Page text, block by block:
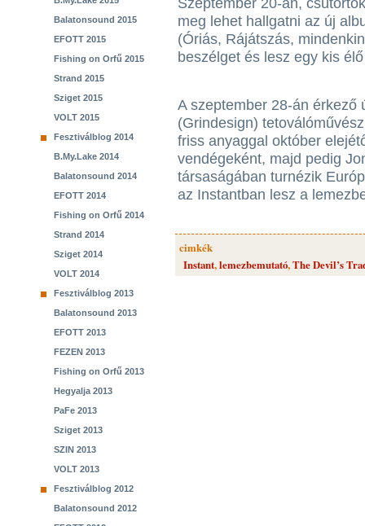
Balatonsound 2015
EFOTT 2015
Fishing on Orfű 2015
Strand 2015
Sziget 2015
VOLT 2015
Fesztiválblog 2014
B.My.Lake 2014
Balatonsound 2014
EFOTT 2014
Fishing on Orfű 2014
Strand 2014
Sziget 2014
VOLT 2014
Fesztiválblog 2013
Balatonsound 2013
EFOTT 2013
FEZEN 2013
Fishing on Orfű 2013
Hegyalja 2013
PaFe 2013
Sziget 2013
SZIN 2013
VOLT 2013
Fesztiválblog 2012
Balatonsound 2012
Szeptember 20-án,
meg lehet hallgatni az új
(Óriás, Rájátszás,
beszélget és lesz egy kis
A szeptember 28-án érkező
(Grindesign)
friss anyaggal október
vendégeként, majd pedig
társaságában turnézik
az Instantban lesz a
cimkék
Instant,lemezbemutató,The Devil’s